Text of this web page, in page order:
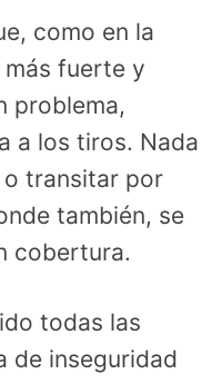
como en la
más fuerte y
problema,
a los tiros. Nada
o transitar por
también, se
cobertura.
todas las
de inseguridad